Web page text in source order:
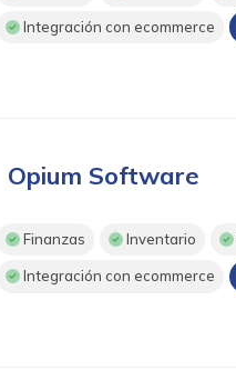
Integración con ecommerce
Opium Software
Finanzas Inventario
Integración con ecommerce